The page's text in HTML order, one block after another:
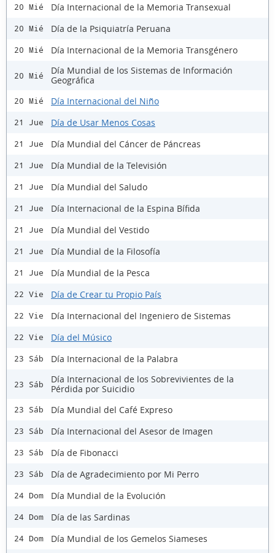
20 Mié Día Internacional de la Memoria Transexual
20 Mié Día de la Psiquiatría Peruana
20 Mié Día Internacional de la Memoria Transgénero
20 Mié
Día Mundial de los Sistemas de Información
Geográfica
20 Mié Día Internacional del Niño
21 Jue Día de Usar Menos Cosas
21 Jue Día Mundial del Cáncer de Páncreas
21 Jue Día Mundial de la Televisión
21 Jue Día Mundial del Saludo
21 Jue Día Internacional de la Espina Bífida
21 Jue Día Mundial del Vestido
21 Jue Día Mundial de la Filosofía
21 Jue Día Mundial de la Pesca
22 Vie Día de Crear tu Propio País
22 Vie Día Internacional del Ingeniero de Sistemas
22 Vie Día del Músico
23 Sáb Día Internacional de la Palabra
23 Sáb
Día Internacional de los Sobrevivientes de la
Pérdida por Suicidio
23 Sáb Día Mundial del Café Expreso
23 Sáb Día Internacional del Asesor de Imagen
23 Sáb Día de Fibonacci
23 Sáb Día de Agradecimiento por Mi Perro
24 Dom Día Mundial de la Evolución
24 Dom Día de las Sardinas
24 Dom Día Mundial de los Gemelos Siameses